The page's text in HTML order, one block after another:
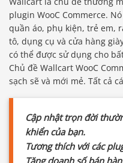
plugin WooC Commerce.
quần áo, phụ kiện, trẻ em,
tô, dụng cụ và cửa hàng
có thể được sử dụng cho
Chủ đề Wallcart WooC
sạch sẽ và mới mẻ. Tất cả
Cập nhật trọn đời
khiển của bạn.
Tương thích với các
Tăng doanh số bán